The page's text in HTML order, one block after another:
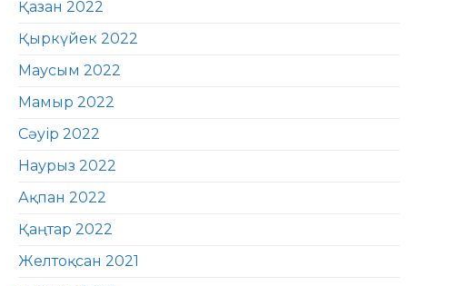
Қазан 2022
Қыркүйек 2022
Маусым 2022
Мамыр 2022
Сәуір 2022
Наурыз 2022
Ақпан 2022
Қаңтар 2022
Желтоқсан 2021